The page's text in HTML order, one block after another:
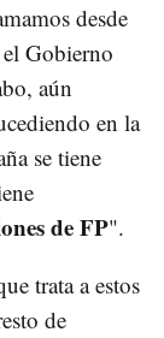
desde
Gobierno
aún
en la
se tiene
de FP".
trata a estos
de